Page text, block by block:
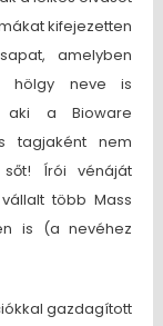
kifejezetten
amelyben
hölgy neve is
a Bioware
tagjaként nem
Írói vénáját
több Mass
is (a nevéhez
gazdagított